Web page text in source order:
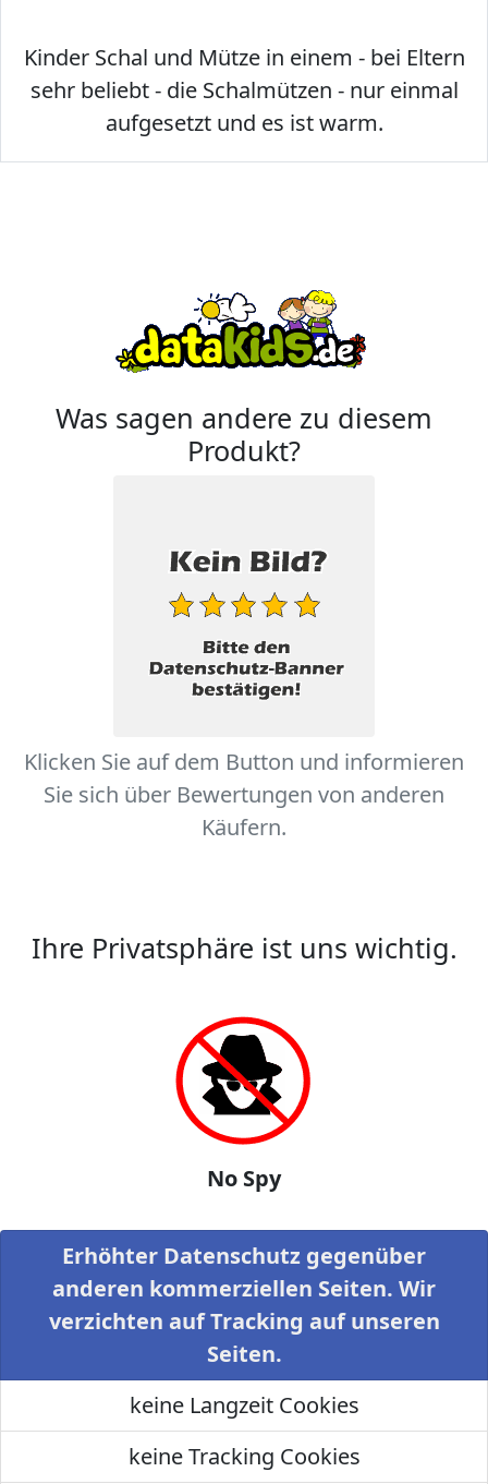
Kinder Schal und Mütze in einem - bei Eltern
sehr beliebt - die Schalmützen - nur einmal
aufgesetzt und es ist warm.
Was sagen andere zu diesem
Produkt?
Klicken Sie auf dem Button und informieren
Sie sich über Bewertungen von anderen
Käufern.
Ihre Privatsphäre ist uns wichtig.
No Spy
Erhöhter Datenschutz gegenüber
anderen kommerziellen Seiten. Wir
verzichten auf Tracking auf unseren
Seiten.
keine Langzeit Cookies
keine Tracking Cookies